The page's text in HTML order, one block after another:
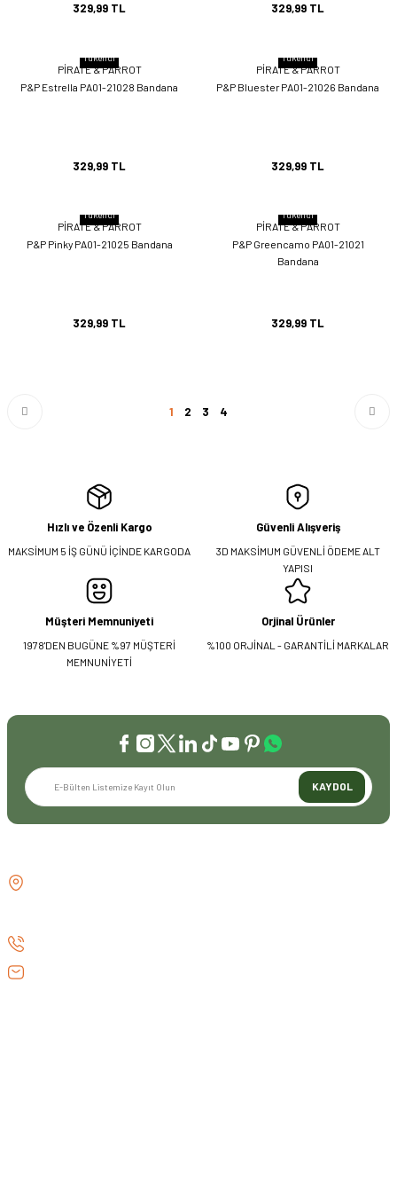
329,99 TL 329,99 TL
Tükendi
PİRATE & PARROT
P&P Estrella PA01-21028 Bandana
329,99 TL
Tükendi
PİRATE & PARROT
P&P Bluester PA01-21026 Bandana
329,99 TL
Tükendi
PİRATE & PARROT
P&P Pinky PA01-21025 Bandana
329,99 TL
Tükendi
PİRATE & PARROT
P&P Greencamo PA01-21021
Bandana
329,99 TL
1 2 3 4
Hızlı ve Özenli Kargo
MAKSİMUM 5 İŞ GÜNÜ İÇİNDE KARGODA
Güvenli Alışveriş
3D MAKSİMUM GÜVENLİ ÖDEME ALT
YAPISI
Müşteri Memnuniyeti
1978'DEN BUGÜNE %97 MÜŞTERİ
MEMNUNİYETİ
Orjinal Ürünler
%100 ORJİNAL - GARANTİLİ MARKALAR
KAYDOL